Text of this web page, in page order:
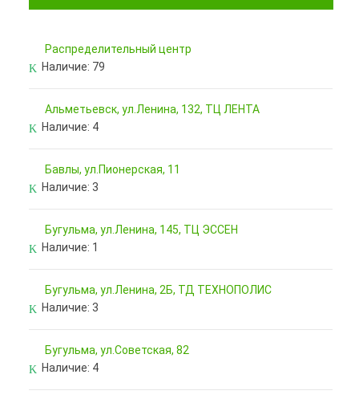
Pаспределительный центр
Наличие: 79
Альметьевск, ул.Ленина, 132, ТЦ ЛЕНТА
Наличие: 4
Бавлы, ул.Пионерская, 11
Наличие: 3
Бугульма, ул.Ленина, 145, ТЦ ЭССЕН
Наличие: 1
Бугульма, ул.Ленина, 2Б, ТД ТЕХНОПОЛИС
Наличие: 3
Бугульма, ул.Советская, 82
Наличие: 4